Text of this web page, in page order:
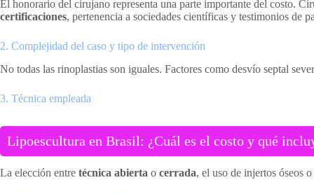
El honorario del cirujano representa una parte importante del costo.
certificaciones, pertenencia a sociedades científicas y testimonios de
2. Complejidad del caso y tipo de intervención
No todas las rinoplastias son iguales. Factores como desvío septal
3. Técnica empleada
Lipoescultura en Brasil: ¿Cuál es el costo y qué
La elección entre técnica abierta o cerrada, el uso de injertos óseos